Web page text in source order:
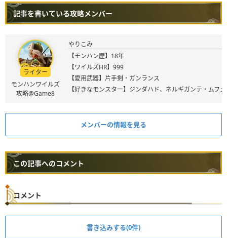
記事を書いている攻略メンバー
ライター
モンハンワイルズ
攻略@Game8
やりこみ
【モンハン歴】18年
【ワイルズHR】999
【愛用武器】片手剣・ガンランス
【好きなモンスター】ジンダハド、ネルギガンテ・ムフ
メンバーの情報を見る
この記事へのコメント
コメント
書き込みする(0件)